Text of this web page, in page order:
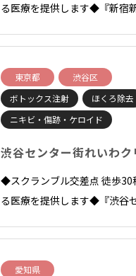
る医療を提供します◆『新宿
東京都
渋谷区
ボトックス注射
ほくろ除去
ニキビ・傷跡・ケロイド
渋谷センター街れいわク
◆スクランブル交差点 徒歩30
る医療を提供します◆『渋谷
愛知県